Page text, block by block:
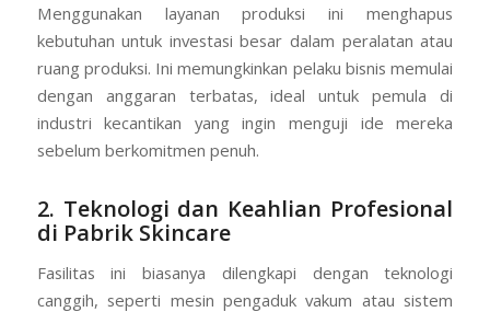
Menggunakan layanan produksi ini menghapus
kebutuhan untuk investasi besar dalam peralatan atau
ruang produksi. Ini memungkinkan pelaku bisnis memulai
dengan anggaran terbatas, ideal untuk pemula di
industri kecantikan yang ingin menguji ide mereka
sebelum berkomitmen penuh.
2. Teknologi dan Keahlian Profesional
di Pabrik Skincare
Fasilitas ini biasanya dilengkapi dengan teknologi
canggih, seperti mesin pengaduk vakum atau sistem